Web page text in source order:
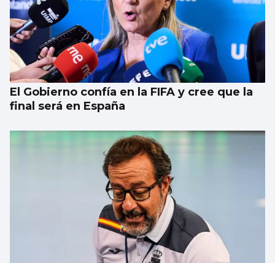
El Gobierno confía en la FIFA y cree que la
final será en España